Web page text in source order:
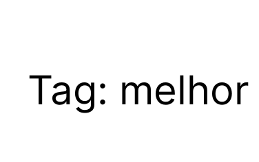
Tag: